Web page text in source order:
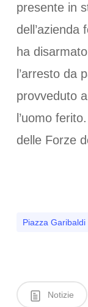
presente in
dell’azienda
ha
l’arresto da
provveduto
l’uomo
delle Forze
Piazza Garibaldi
Notizie